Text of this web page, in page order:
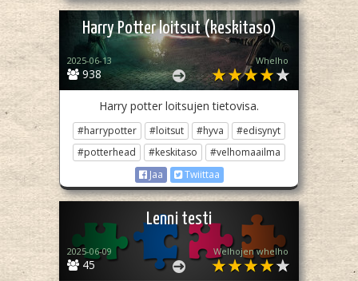
Harry Potter loitsut (keskitaso)
938
2025-06-13 Whelho
Harry potter loitsujen tietovisa.
#harrypotter #loitsut #hyva
#edisynyt
#potterhead
#keskitaso
#velhomaailma
Jaa
Twiittaa
Lenni testi
45
2025-06-09 Welhojen whelho